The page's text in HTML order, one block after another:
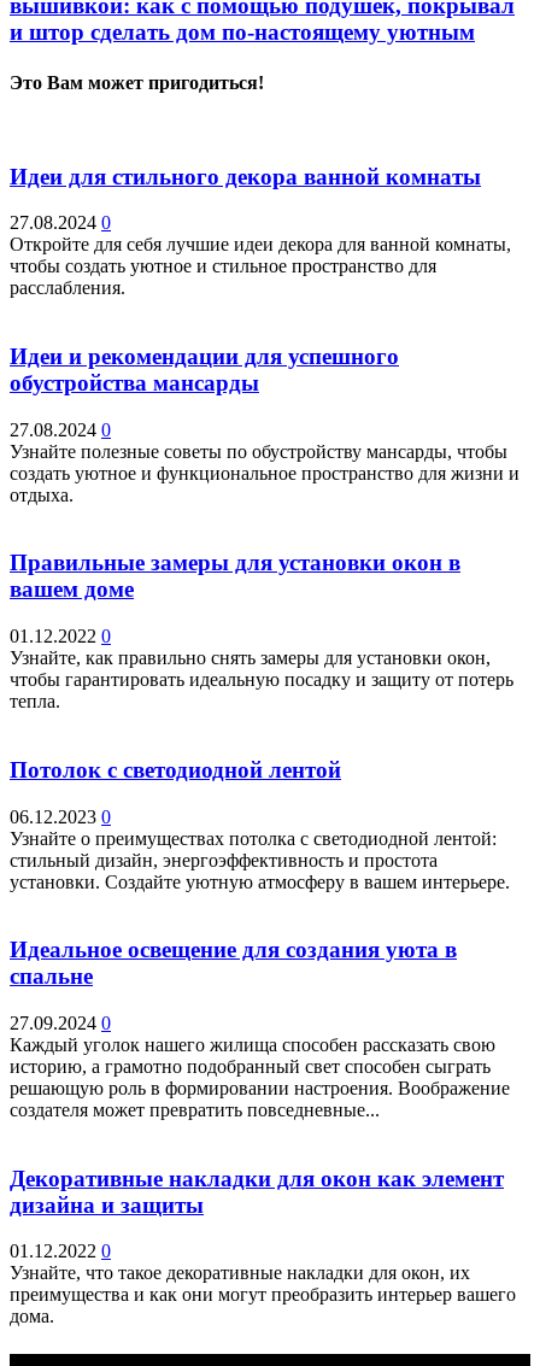
вышивкой: как с помощью подушек, покрывал
и штор сделать дом по-настоящему уютным
Это Вам может пригодиться!
Идеи для стильного декора ванной комнаты
27.08.2024 0
Откройте для себя лучшие идеи декора для ванной комнаты,
чтобы создать уютное и стильное пространство для
расслабления.
Идеи и рекомендации для успешного
обустройства мансарды
27.08.2024 0
Узнайте полезные советы по обустройству мансарды, чтобы
создать уютное и функциональное пространство для жизни и
отдыха.
Правильные замеры для установки окон в
вашем доме
01.12.2022 0
Узнайте, как правильно снять замеры для установки окон,
чтобы гарантировать идеальную посадку и защиту от потерь
тепла.
Потолок с светодиодной лентой
06.12.2023 0
Узнайте о преимуществах потолка с светодиодной лентой:
стильный дизайн, энергоэффективность и простота
установки. Создайте уютную атмосферу в вашем интерьере.
Идеальное освещение для создания уюта в
спальне
27.09.2024 0
Каждый уголок нашего жилища способен рассказать свою
историю, а грамотно подобранный свет способен сыграть
решающую роль в формировании настроения. Воображение
создателя может превратить повседневные...
Декоративные накладки для окон как элемент
дизайна и защиты
01.12.2022 0
Узнайте, что такое декоративные накладки для окон, их
преимущества и как они могут преобразить интерьер вашего
дома.